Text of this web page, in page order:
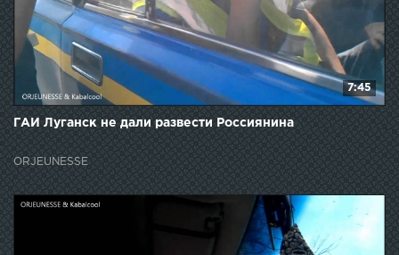
7:45
ГАИ Луганск не дали развести Россиянина
ORJEUNESSE